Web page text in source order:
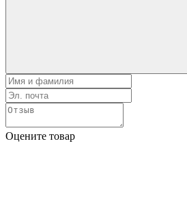
Оцените товар